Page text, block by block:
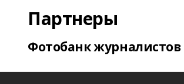
Партнеры
Фотобанк журналистов